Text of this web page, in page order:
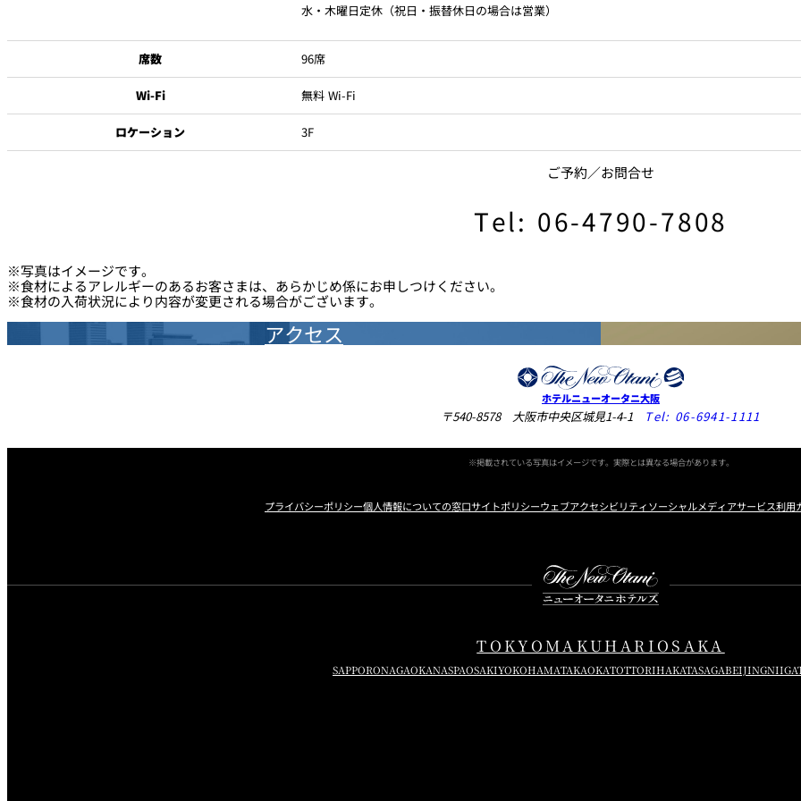
水・木曜日定休（祝日・振替休日の場合は営業）
席数 96席
Wi-Fi 無料 Wi-Fi
ロケーション 3F
ご予約／お問合せ
Tel: 06-4790-7808
※写真はイメージです。
※食材によるアレルギーのあるお客さまは、あらかじめ係にお申しつけください。
※食材の入荷状況により内容が変更される場合がございます。
アクセス
ホテルニューオータニ大阪
〒540-8578 大阪市中央区城見1-4-1 Tel: 06-6941-1111
※掲載されている写真はイメージです。実際とは異なる場合があります。
プライバシーポリシー個人情報についての窓口サイトポリシーウェブアクセシビリティソーシャルメディアサービス利用
TOKYOMAKUHARI OSAKA
SAPPORONAGAOKANASPAOSAKIYOKOHAMATAKAOKATOTTORIHAKATASAGABEIJING